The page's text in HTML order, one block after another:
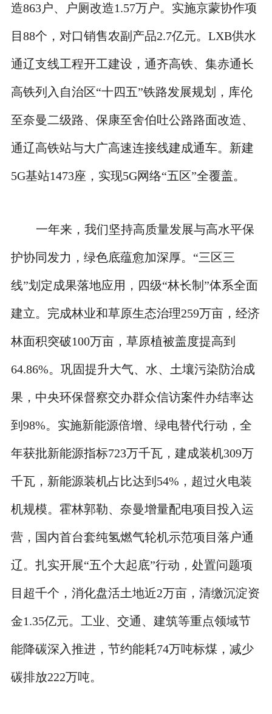
造863户、户厕改造1.57万户。实施京蒙协作项
目88个，对口销售农副产品2.7亿元。LXB供水
通辽支线工程开工建设，通齐高铁、集赤通长
高铁列入自治区“十四五”铁路发展规划，库伦
至奈曼二级路、保康至舍伯吐公路路面改造、
通辽高铁站与大广高速连接线建成通车。新建
5G基站1473座，实现5G网络“五区”全覆盖。
一年来，我们坚持高质量发展与高水平保
护协同发力，绿色底蕴愈加深厚。“三区三
线”划定成果落地应用，四级“林长制”体系全面
建立。完成林业和草原生态治理259万亩，经济
林面积突破100万亩，草原植被盖度提高到
64.86%。巩固提升大气、水、土壤污染防治成
果，中央环保督察交办群众信访案件办结率达
到98%。实施新能源倍增、绿电替代行动，全
年获批新能源指标723万千瓦，建成装机309万
千瓦，新能源装机占比达到54%，超过火电装
机规模。霍林郭勒、奈曼增量配电项目投入运
营，国内首台套纯氢燃气轮机示范项目落户通
辽。扎实开展“五个大起底”行动，处置问题项
目超千个，消化盘活土地近2万亩，清缴沉淀资
金1.35亿元。工业、交通、建筑等重点领域节
能降碳深入推进，节约能耗74万吨标煤，减少
碳排放222万吨。